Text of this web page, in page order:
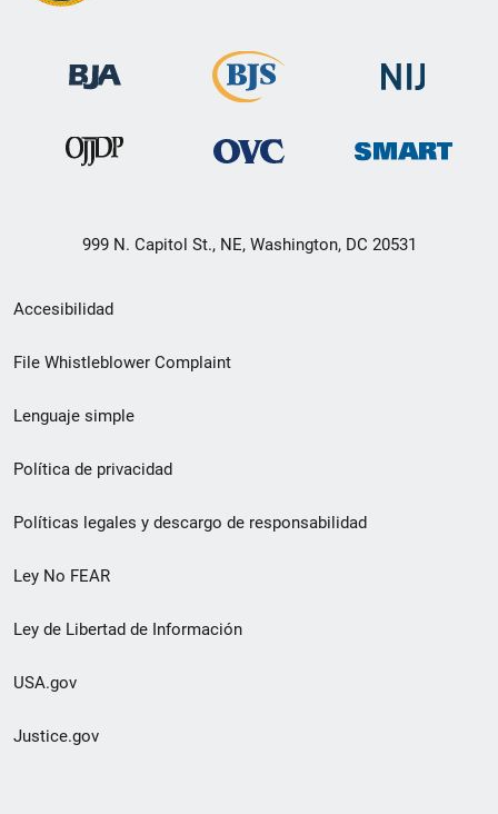
999 N. Capitol St., NE, Washington, DC 20531
Menú
de
de
pie
de
página
Accesibilidad
File Whistleblower Complaint
Lenguaje simple
Política de privacidad
Políticas legales y descargo de responsabilidad
Ley No FEAR
Ley de Libertad de Información
USA.gov
Justice.gov